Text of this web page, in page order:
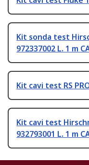
Kit sonda test
972337002 L. 1 m
Kit cavi test RS
Kit cavi test
932793001 L. 1 m